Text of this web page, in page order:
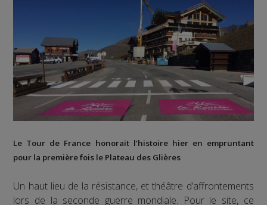
Le Tour de France honorait l’histoire hier en empruntant
pour la première fois le Plateau des Glières
Un haut lieu de la résistance, et théâtre d’affrontements
lors de la seconde guerre mondiale. Pour le site, ce